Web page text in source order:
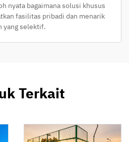
nyata bagaimana solusi khusus
fasilitas pribadi dan menarik
yang selektif.
Terkait